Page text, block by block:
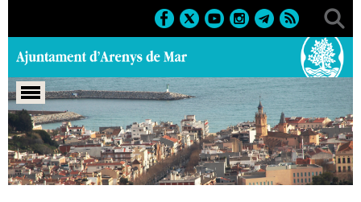
Portada > Regidories > Cultura > Agenda > 24-10-2014